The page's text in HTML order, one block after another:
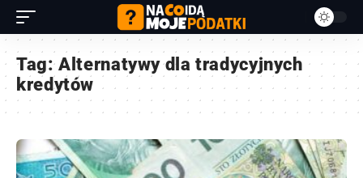
Tag:Alternatywy dla tradycyjnych
kredytów